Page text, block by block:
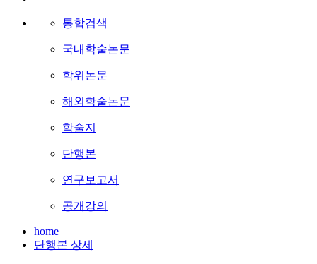
통합검색
국내학술논문
학위논문
해외학술논문
학술지
단행본
연구보고서
공개강의
home
단행본 상세